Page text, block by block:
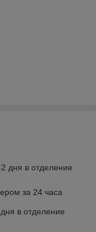
дня в отделение
за 24 часа
в отделение